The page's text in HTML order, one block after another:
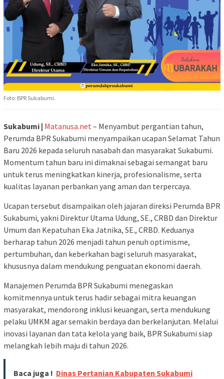
Foto: BPR Sukabumi.
Sukabumi | Matanusa.net– Menyambut pergantian tahun,
Perumda BPR Sukabumi menyampaikan ucapan Selamat Tahun
Baru 2026 kepada seluruh nasabah dan masyarakat Sukabumi.
Momentum tahun baru ini dimaknai sebagai semangat baru
untuk terus meningkatkan kinerja, profesionalisme, serta
kualitas layanan perbankan yang aman dan terpercaya.
Ucapan tersebut disampaikan oleh jajaran direksi Perumda BPR
Sukabumi, yakni Direktur Utama Udung, SE., CRBD dan Direktur
Umum dan Kepatuhan Eka Jatnika, SE., CRBD. Keduanya
berharap tahun 2026 menjadi tahun penuh optimisme,
pertumbuhan, dan keberkahan bagi seluruh masyarakat,
khususnya dalam mendukung penguatan ekonomi daerah.
Manajemen Perumda BPR Sukabumi menegaskan
komitmennya untuk terus hadir sebagai mitra keuangan
masyarakat, mendorong inklusi keuangan, serta mendukung
pelaku UMKM agar semakin berdaya dan berkelanjutan. Melalui
inovasi layanan dan tata kelola yang baik, BPR Sukabumi siap
melangkah lebih maju di tahun 2026.
Baca juga ! Dinas Pertanian Kabupaten Sukabumi